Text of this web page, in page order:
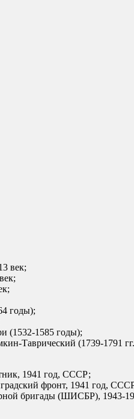
век;
годы);
(1532-1585 годы);
Таврический (1739-1791 гг.
1941 год, СССР;
фронт, 1941 год,
бригады (ШИСБР), 1943-